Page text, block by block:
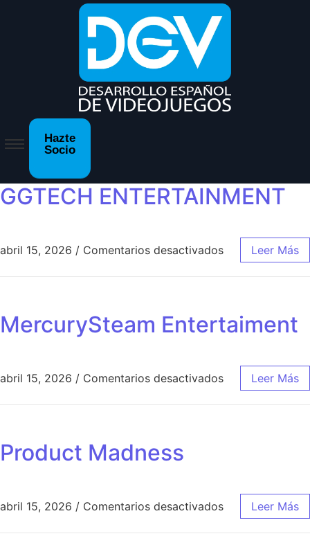
Hazte
Socio
GGTECH ENTERTAINMENT
abril 15, 2026 / Comentarios desactivados Leer Más
MercurySteam Entertaiment
abril 15, 2026 / Comentarios desactivados Leer Más
Product Madness
abril 15, 2026 / Comentarios desactivados Leer Más